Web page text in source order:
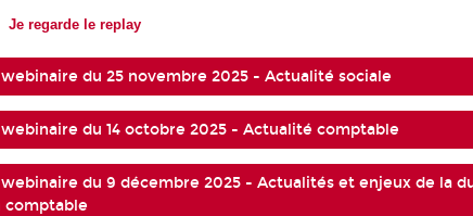
Je regarde le replay
du 25 novembre 2025 - Actualité sociale
du 14 octobre 2025 - Actualité comptable
webinaire du 9 décembre 2025 - Actualités et enjeux de la
comptable